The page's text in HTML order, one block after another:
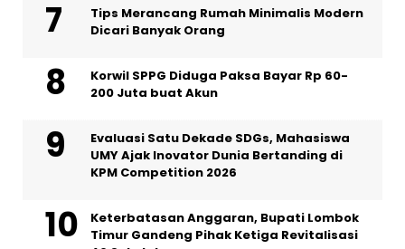
Tips Merancang Rumah Minimalis Modern
Dicari Banyak Orang
Korwil SPPG Diduga Paksa Bayar Rp 60-
200 Juta buat Akun
Evaluasi Satu Dekade SDGs, Mahasiswa
UMY Ajak Inovator Dunia Bertanding di
KPM Competition 2026
Keterbatasan Anggaran, Bupati Lombok
Timur Gandeng Pihak Ketiga Revitalisasi